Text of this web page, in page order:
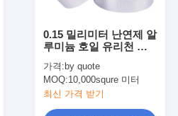
0.15 밀리미터 난연제 알
루미늄 호일 유리천 테
가격: by quote
MOQ:10,000squre 미터
최신 가격 받기